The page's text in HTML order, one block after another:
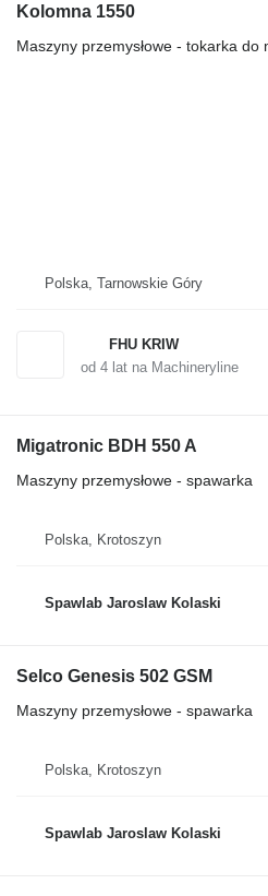
Kolomna 1550
Maszyny przemysłowe - tokarka do
Polska, Tarnowskie Góry
FHU KRIW
od 4lat na Machineryline
Migatronic BDH 550 A
Maszyny przemysłowe - spawarka
Polska, Krotoszyn
Spawlab Jaroslaw Kolaski
Selco Genesis 502 GSM
Maszyny przemysłowe - spawarka
Polska, Krotoszyn
Spawlab Jaroslaw Kolaski